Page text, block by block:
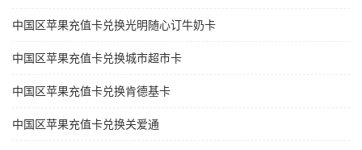
中国区苹果充值卡兑换光明随心订牛奶卡
中国区苹果充值卡兑换城市超市卡
中国区苹果充值卡兑换肯德基卡
中国区苹果充值卡兑换关爱通